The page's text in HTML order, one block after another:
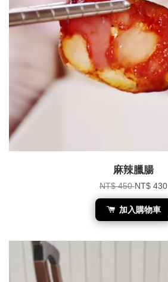
麻辣臘腸
NT$ 450NT$ 430
加入購物車